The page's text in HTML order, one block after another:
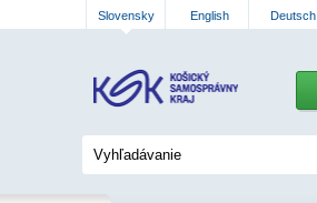
Slovensky English Deutsch